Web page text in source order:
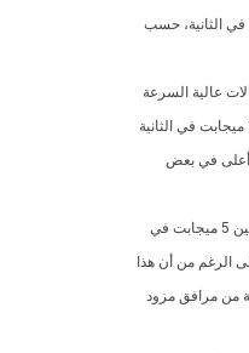
إلى 1 جيجابت في الثانية، حسب
عالية السرعة
مع سرعات تنزيل تتراوح من 100 ميجابت في الثانية
أعلى في بعض
يقدم عادة سرعات تتراوح بين 5 ميجابت في
على الرغم من أن هذا
من مرافق مزود